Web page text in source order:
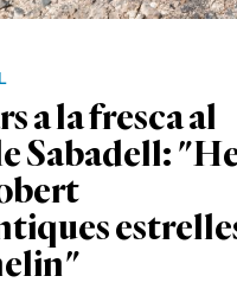
a la fresca al
Sabadell: